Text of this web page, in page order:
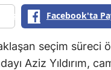
Facebook'ta
seçim süreci
Aziz Yıldırım,